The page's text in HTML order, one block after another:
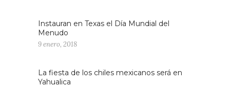
Instauran en Texas el Día Mundial del
Menudo
9 enero, 2018
La fiesta de los chiles mexicanos será en
Yahualica